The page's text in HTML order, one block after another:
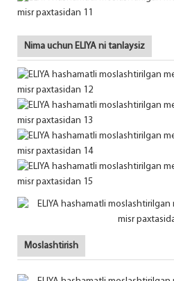
Nima uchun ELIYA ni tanlaysiz
Moslashtirish